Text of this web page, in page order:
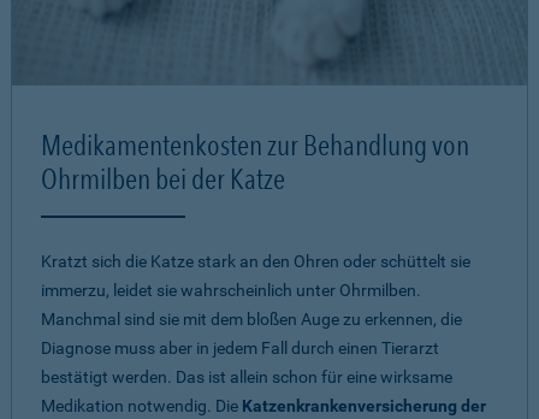
Medikamentenkosten zur Behandlung von
Ohrmilben bei der Katze
Kratzt sich die Katze stark an den Ohren oder schüttelt sie
immerzu, leidet sie wahrscheinlich unter Ohrmilben.
Manchmal sind sie mit dem bloßen Auge zu erkennen, die
Diagnose muss aber in jedem Fall durch einen Tierarzt
bestätigt werden. Das ist allein schon für eine wirksame
Medikation notwendig. Die Katzenkrankenversicherung der